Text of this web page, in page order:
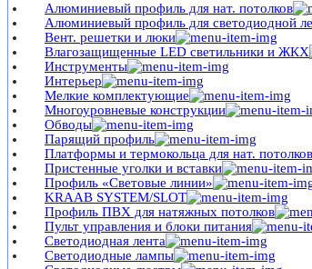
Алюминиевый профиль для нат. потолков
Алюминиевый профиль для светодиодной
Вент. решетки и люки
Влагозащищенные LED светильники и ЖКХ
Инструменты
Интерьер
Мелкие комплектующие
Многоуровневые конструкции
Обводы
Парящий профиль
Платформы и термокольца для нат. потолков
Пристенные уголки и вставки
Профиль «Световые линии»
KRAAB SYSTEM/SLOT
Профиль ПВХ для натяжных потолков
Пульт управления и блоки питания
Светодиодная лента
Светодиодные лампы